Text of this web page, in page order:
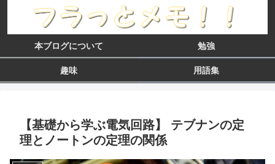
本ブログについて 勉強
趣味 用語集
【基礎から学ぶ電気回路】 テブナンの定
理とノートンの定理の関係